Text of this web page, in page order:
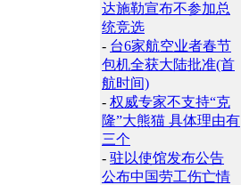
达施勒宣布不参加总
统竞选
- 台6家航空业者春节
包机全获大陆批准(首
航时间)
- 权威专家不支持“克
隆”大熊猫 具体理由有
三个
- 驻以使馆发布公告
公布中国劳工伤亡情